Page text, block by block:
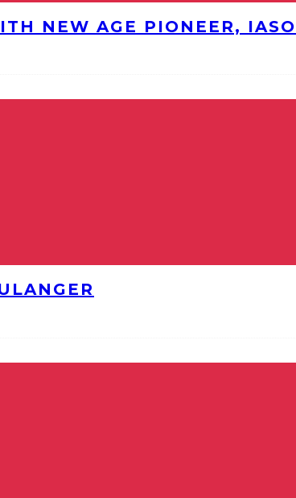
NEW AGE PIONEER,